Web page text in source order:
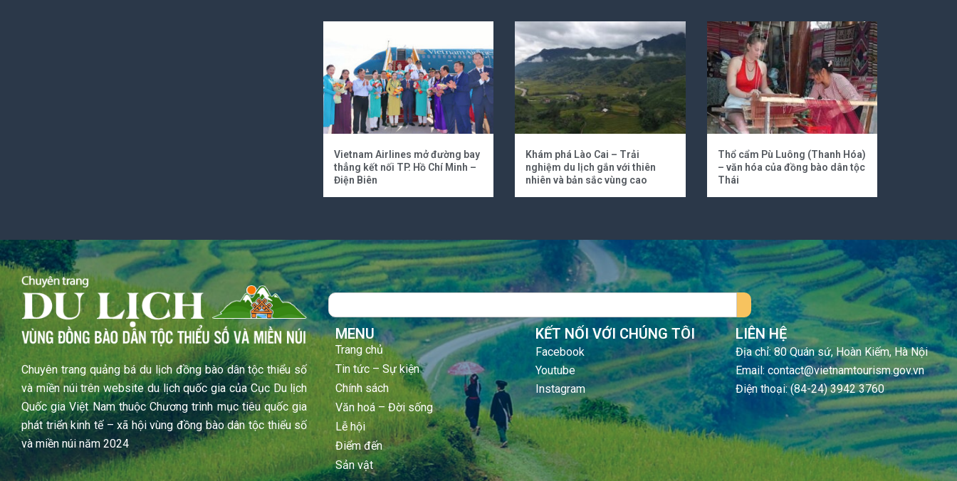
Vietnam Airlines mở đường bay
thẳng kết nối TP. Hồ Chí Minh –
Điện Biên
Khám phá Lào Cai – Trải
nghiệm du lịch gắn với thiên
nhiên và bản sắc vùng cao
Thổ cẩm Pù Luông (Thanh Hóa)
– văn hóa của đồng bào dân tộc
Thái
Chuyên trang quảng bá du lịch đồng bào dân tộc thiểu số
và miền núi trên website du lịch quốc gia của Cục Du lịch
Quốc gia Việt Nam thuộc Chương trình mục tiêu quốc gia
phát triển kinh tế – xã hội vùng đồng bào dân tộc thiểu số
và miền núi năm 2024
Search
MENU
Trang chủ
Tin tức – Sự kiện
Chính sách
Văn hoá – Đời sống
Lễ hội
Điểm đến
Sản vật
KẾT NỐI VỚI CHÚNG TÔI
Facebook
Youtube
Instagram
LIÊN HỆ
Địa chỉ: 80 Quán sứ, Hoàn Kiếm, Hà Nội
Email: contact@vietnamtourism.gov.vn
Điện thoại: (84-24) 3942 3760